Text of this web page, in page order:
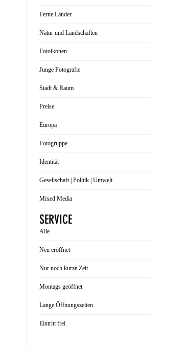
Ferne Länder
Natur und Landschaften
Fotoikonen
Junge Fotografie
Stadt & Raum
Preise
Europa
Fotogruppe
Identität
Gesellschaft | Politik | Umwelt
Mixed Media
SERVICE
Alle
Neu eröffnet
Nur noch kurze Zeit
Montags geöffnet
Lange Öffnungszeiten
Eintritt frei